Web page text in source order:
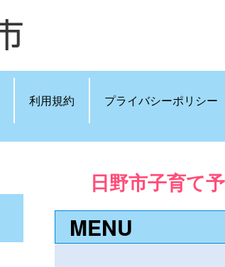
利用規約 プライバシーポリシー
日野市子育て
MENU